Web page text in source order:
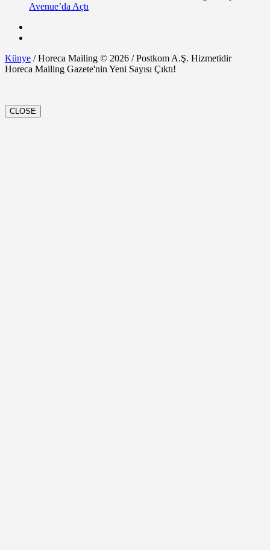
Avenue’da Açtı
Künye / Horeca Mailing © 2026 / Postkom A.Ş. Hizmetidir
Horeca Mailing Gazete'nin Yeni Sayısı Çıktı!
CLOSE